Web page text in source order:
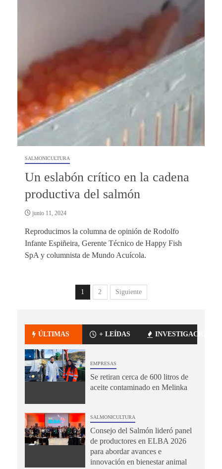
SALMONICULTURA
Un eslabón crítico en la cadena
productiva del salmón
junio 11, 2024
Reproducimos la columna de opinión de Rodolfo
Infante Espiñeira, Gerente Técnico de Happy Fish
SpA y columnista de Mundo Acuícola.
1 2 Siguiente
ÚLTIMAS + LEÍDAS INVESTIGACIÓN
EMPRESAS
Se retiran cerca de 600 litros de
aceite contaminado en Melinka
SALMONICULTURA
Consejo del Salmón lideró panel
de productores en ELBA 2026
para abordar avances e
innovación en bienestar animal